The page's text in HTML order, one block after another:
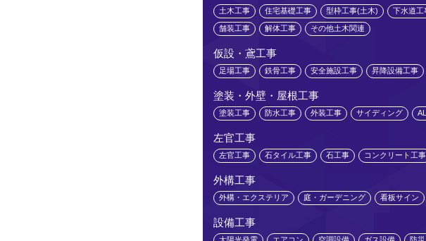
土木工事 住宅基礎工事 型枠工事(土木) 下水道工
舗装工事 解体工事 その他土木関連
仮設・鳶工事
足場工事 鉄骨工事 安全施設工事 昇降設備工事
塗装・外壁・屋根工事
塗装工事 防水工事 外装工事 サイディング
左官工事
左官工事 石タイル工事 石工事 コンクリート工事
外構工事
外構・エクステリア 庭・ガーデニング 看板サイン
設備工事
太陽光発電 エアコン 空調設備 ガス設備 防